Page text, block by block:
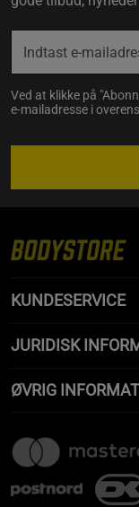
Ved at klikke på
e-mailadresse i
KUNDESERVICE
JURIDISK
ØVRIG